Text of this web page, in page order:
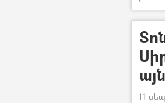
Հայկ
ՀՀ
11